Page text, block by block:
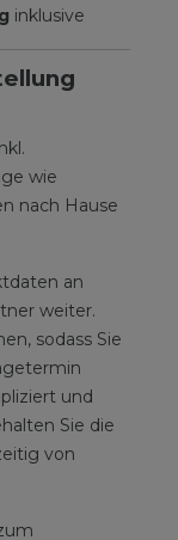
inklusive
wie
nach Hause
an
weiter.
sodass Sie
und
Sie die
von